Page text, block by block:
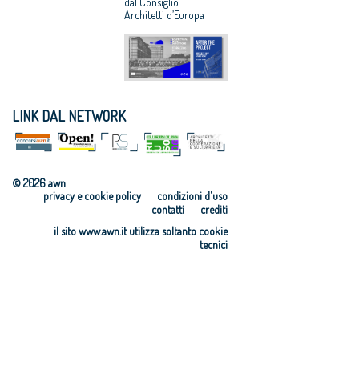
premiati al
Architetti d’Europa
LINK DAL NETWORK
© 2026 awn
condizioni d'uso
privacy e cookie policy
crediti
contatti
il sito www.awn.it utilizza soltanto cookie
tecnici